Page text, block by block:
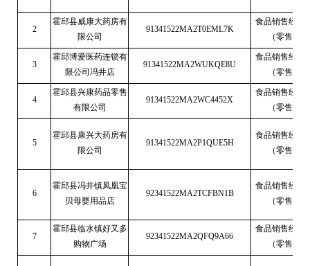
2
霍邱县威康大药房有
限公司
91341522MA2T0EML7K
食品销售经营
（零售）
3
霍邱博爱医药连锁有
限公司冯井店
91341522MA2WUKQE8U
食品销售经营
（零售）
4
霍邱县兴康药品零售
有限公司
91341522MA2WC4452X
食品销售经营
（零售）
5
霍邱县康兴大药房有
限公司
91341522MA2P1QUE5H
食品销售经营
（零售）
6
霍邱县冯井镇凤凰宝
贝母婴用品店
92341522MA2TCFBN1B
食品销售经营
（零售）
7
霍邱县临水镇好又多
购物广场
92341522MA2QFQ9A66
食品销售经营
（零售）